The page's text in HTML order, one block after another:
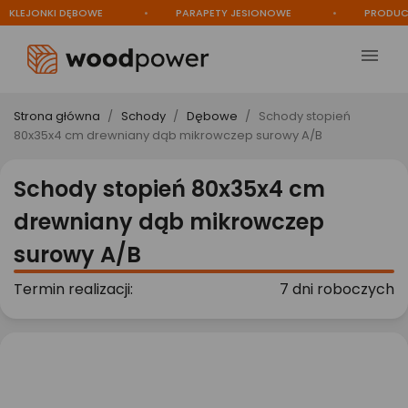
DĘBOWE PARAPETY JESIONOWE PRODUCENT

Strona główna Schody Dębowe
Schody stopień
80x35x4 cm drewniany dąb mikrowczep surowy A/B
Schody stopień 80x35x4 cm
drewniany dąb mikrowczep
surowy A/B
Termin realizacji: 7 dni roboczych